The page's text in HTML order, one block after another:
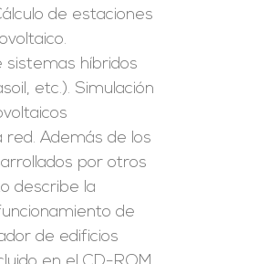
de estaciones
sistemas híbridos
etc.). Simulación
red. Además de los
por otros
describe la
de
de edificios